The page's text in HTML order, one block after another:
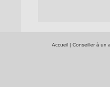
Accueil | Conseiller à un